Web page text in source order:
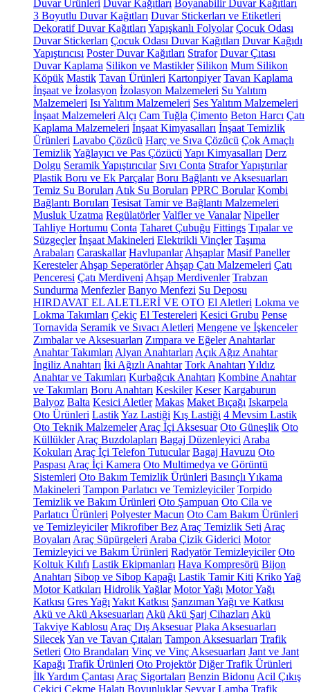
Duvar Ürünleri Duvar Kağıtları Boyanabilir Duvar Kağıtları
3 Boyutlu Duvar Kağıtları Duvar Stickerları ve Etiketleri
Dekoratif Duvar Kağıtları Yapışkanlı Folyolar Çocuk Odası
Duvar Stickerları Çocuk Odası Duvar Kağıtları Duvar Kağıdı
Yapıştırıcısı Poster Duvar Kağıtları Strafor Duvar Çıtası
Duvar Kaplama Silikon ve Mastikler Silikon Mum Silikon
Köpük Mastik Tavan Ürünleri Kartonpiyer Tavan Kaplama
İnşaat ve İzolasyon İzolasyon Malzemeleri Su Yalıtım
Malzemeleri Isı Yalıtım Malzemeleri Ses Yalıtım Malzemeleri
İnşaat Malzemeleri Alçı Cam Tuğla Çimento Beton Harcı Çatı
Kaplama Malzemeleri İnşaat Kimyasalları İnşaat Temizlik
Ürünleri Lavabo Çözücü Harç ve Sıva Çözücü Çok Amaçlı
TemizlikYağlayıcı ve Pas Çözücü Yapı Kimyasalları Derz
Dolgu Seramik Yapıştırıcılar Sıvı Conta Strafor Yapıştırılar
Plastik Boru ve Ek Parçalar Boru Bağlantı ve Aksesuarları
Temiz Su Boruları Atık Su Boruları PPRC Borular Kombi
Bağlantı Boruları Tesisat Tamir ve Bağlantı Malzemeleri
Musluk Uzatma Regülatörler Valfler ve Vanalar Nipeller
Tahliye Hortumu Conta Taharet Çubuğu Fittings Tıpalar ve
Süzgeçler İnşaat Makineleri Elektrikli Vinçler Taşıma
Arabaları Caraskallar Havlupanlar Ahşaplar Masif Paneller
Keresteler Ahşap Seperatörler Ahşap Çatı Malzemeleri Çatı
Penceresi Çatı Merdiveni Ahşap Merdivenler Trabzan
Sundurma Menfezler Banyo Menfezi Su Deposu
HIRDAVAT EL ALETLERİ VE OTO El Aletleri Lokma ve
Lokma Takımları Çekiç El Testereleri Kesici Grubu Pense
Tornavida Seramik ve Sıvacı Aletleri Mengene ve İşkenceler
Zımbalar ve Aksesuarları Zımpara ve Eğeler Anahtarlar
Anahtar Takımları Alyan Anahtarları Açık Ağız Anahtar
İngiliz Anahtarı İki Ağızlı Anahtar Tork Anahtarı Yıldız
Anahtar ve Takımları Kurbağcık Anahtarı Kombine Anahtar
ve Takımları Boru Anahtarı Keskiler Keser Kargaburun
Balyoz Balta Kesici Aletler Makas Maket Bıçağı Iskarpela
Oto Ürünleri LastikYaz Lastiği Kış Lastiği 4 Mevsim Lastik
Oto Teknik Malzemeler Araç İçi Aksesuar Oto Güneşlik Oto
Küllükler Araç Buzdolapları Bagaj Düzenleyici Araba
Kokuları Araç İçi Telefon Tutucular Bagaj Havuzu Oto
Paspası Araç İçi Kamera Oto Multimedya ve Görüntü
Sistemleri Oto Bakım Temizlik Ürünleri Basınçlı Yıkama
Makineleri Tampon Parlatıcı ve Temizleyiciler Torpido
Temizlik ve Bakım Ürünleri Oto Şampuan Oto Cila ve
Parlatıcı Ürünleri Polyester Macun Oto Cam Bakım Ürünleri
ve Temizleyiciler Mikrofiber Bez Araç Temizlik Seti Araç
Boyaları Araç Süpürgeleri Araba Çizik Giderici Motor
Temizleyici ve Bakım Ürünleri Radyatör Temizleyiciler Oto
Koltuk Kılıfı Lastik Ekipmanları Hava Kompresörü Bijon
Anahtarı Sibop ve Sibop Kapağı Lastik Tamir Kiti KrikoYağ
Motor Katkıları Hidrolik Yağlar Motor Yağı Motor Yağı
Katkısı Gres Yağı Yakıt Katkısı Şanzıman Yağı ve Katkısı
Akü ve Akü Aksesuarları Akü Akü Şarj Cihazları Akü
Takviye Kablosu Araç Dış Aksesuar Plaka Aksesuarları
SilecekYan ve Tavan Çıtaları Tampon Aksesuarları Trafik
Setleri Oto Brandaları Vinç ve Vinç Aksesuarları Jant ve Jant
Kapağı Trafik Ürünleri Oto Projektör Diğer Trafik Ürünleri
İlk Yardım Çantası Araç Sigortaları Benzin Bidonu Acil Çıkış
Çekici Çekme Halatı Boyunluklar Seyyar Lamba Trafik